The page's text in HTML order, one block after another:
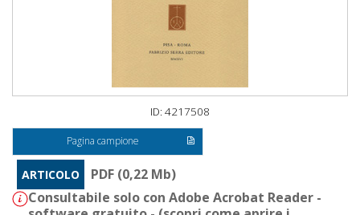
ID: 4217508
Pagina campione
ARTICOLO
PDF (0,22 Mb)
Consultabile solo con Adobe Acrobat Reader -